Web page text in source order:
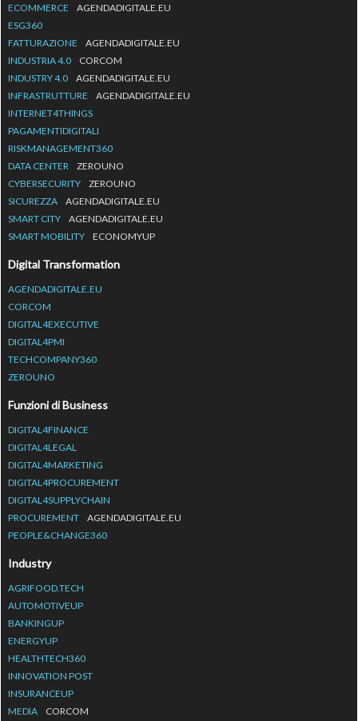
ECOMMERCE
AGENDADIGITALE.EU
ESG360
FATTURAZIONE
AGENDADIGITALE.EU
INDUSTRIA 4.0
CORCOM
INDUSTRY 4.0
AGENDADIGITALE.EU
INFRASTRUTTURE
AGENDADIGITALE.EU
INTERNET4THINGS
PAGAMENTIDIGITALI
RISKMANAGEMENT360
DATA CENTER
ZEROUNO
CYBERSECURITY
ZEROUNO
SICUREZZA
AGENDADIGITALE.EU
SMART CITY
AGENDADIGITALE.EU
SMART MOBILITY
ECONOMYUP
Digital Transformation
AGENDADIGITALE.EU
CORCOM
DIGITAL4EXECUTIVE
DIGITAL4PMI
TECHCOMPANY360
ZEROUNO
Funzioni di Business
DIGITAL4FINANCE
DIGITAL4LEGAL
DIGITAL4MARKETING
DIGITAL4PROCUREMENT
DIGITAL4SUPPLYCHAIN
PROCUREMENT
AGENDADIGITALE.EU
PEOPLE&CHANGE360
Industry
AGRIFOOD.TECH
AUTOMOTIVEUP
BANKINGUP
ENERGYUP
HEALTHTECH360
INNOVATION POST
INSURANCEUP
MEDIA
CORCOM